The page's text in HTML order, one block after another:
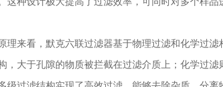
来看，默克六联过滤器基于物理过滤和化学过滤
，大于孔隙的物质被拦截在过滤介质上；化学过